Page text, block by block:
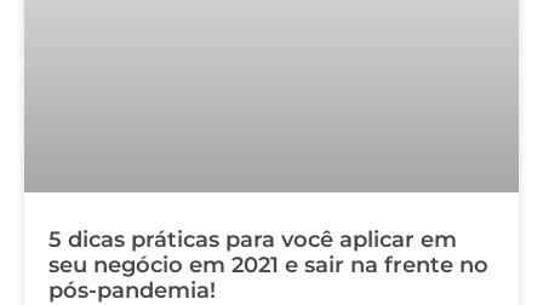
5 dicas práticas para você aplicar em
seu negócio em 2021 e sair na frente no
pós-pandemia!